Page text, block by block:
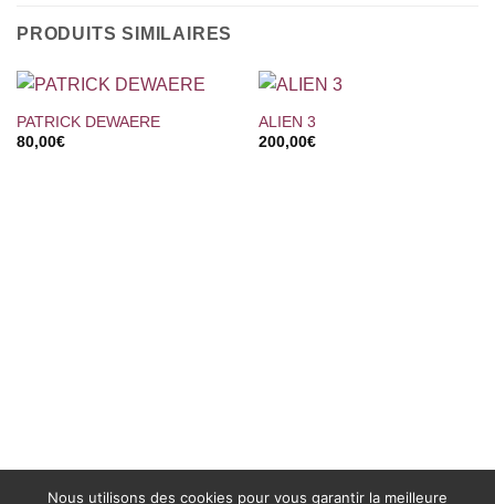
PRODUITS SIMILAIRES
PATRICK DEWAERE
80,00€
ALIEN 3
200,00€
Nous utilisons des cookies pour vous garantir la meilleure